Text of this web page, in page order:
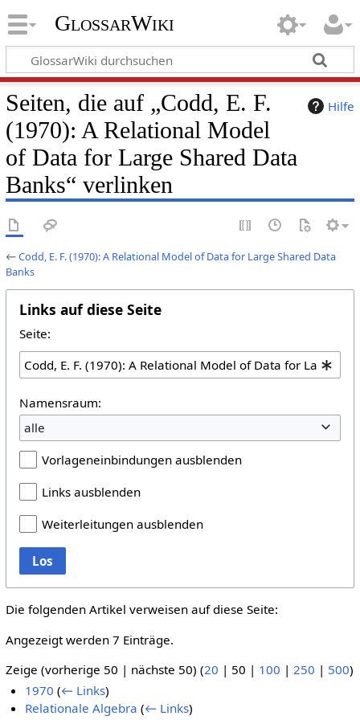
GlossarWiki
Hilfe
Seiten, die auf „Codd, E. F.
(1970): A Relational Model
of Data for Large Shared Data
Banks“ verlinken
←Codd, E. F. (1970): A Relational Model of Data for Large Shared Data
Banks
Links auf diese Seite
Seite:
Namensraum:
alle
Vorlageneinbindungen ausblenden
Links ausblenden
Weiterleitungen ausblenden
Los
Die folgenden Artikel verweisen auf diese Seite:
Angezeigt werden 7 Einträge.
Zeige (vorherige 50 | nächste 50) (20 | 50 | 100 | 250 | 500)
1970 (← Links)
Relationale Algebra (← Links)